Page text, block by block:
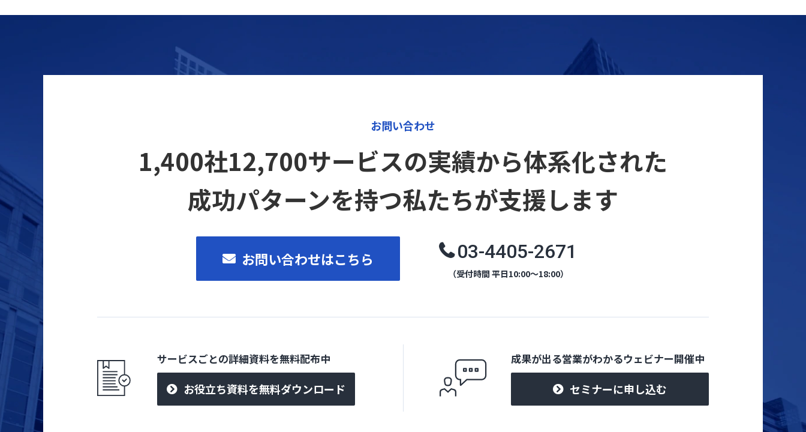
お問い合わせ
1,400社12,700サービスの実績から体系化された
成功パターンを持つ私たちが支援します
お問い合わせはこちら 03-4405-2671
（受付時間 平日10:00～18:00）
サービスごとの詳細資料を無料配布中
お役立ち資料を無料ダウンロード
成果が出る営業がわかるウェビナー開催中
セミナーに申し込む